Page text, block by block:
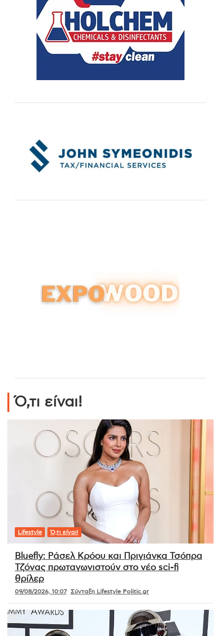
Ό,τι είναι!
Lifestyle Ό,τι είναι!
Bluefly: Ράσελ Κρόου και Πριγιάνκα Τσόπρα
Τζόνας πρωταγωνιστούν στο νέο sci-fi
θρίλερ
09/08/2026, 10:07 Σύνταξη Lifestyle Politic.gr